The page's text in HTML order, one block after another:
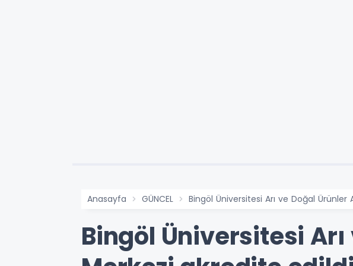
Anasayfa GÜNCEL Bingöl Üniversitesi Arı ve Doğal
Bingöl Üniversitesi